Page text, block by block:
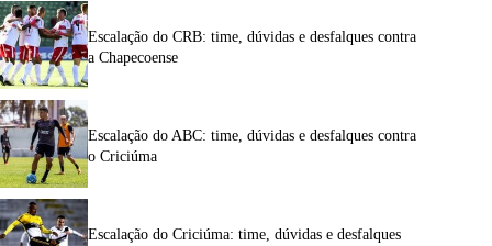
Escalação do CRB: time, dúvidas e desfalques contra
a Chapecoense
Escalação do ABC: time, dúvidas e desfalques contra
o Criciúma
Escalação do Criciúma: time, dúvidas e desfalques